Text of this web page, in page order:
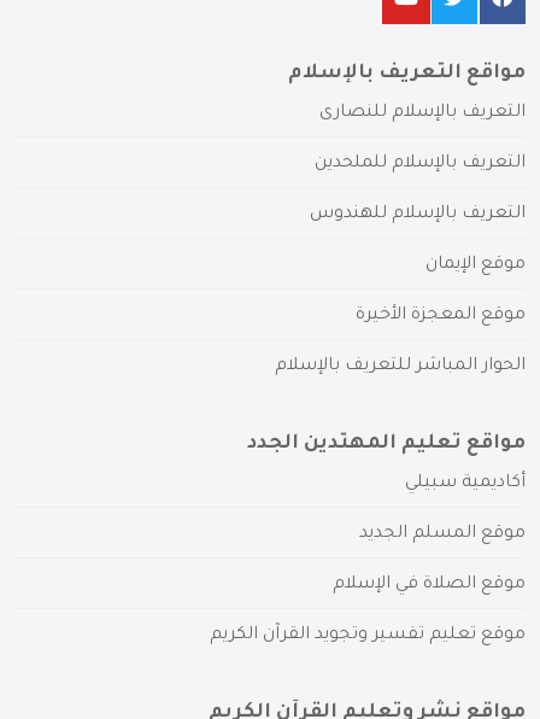
مواقع التعريف بالإسلام
التعريف بالإسلام للنصارى
التعريف بالإسلام للملحدين
التعريف بالإسلام للهندوس
موقع الإيمان
موقع المعجزة الأخيرة
الحوار المباشر للتعريف بالإسلام
مواقع تعليم المهتدين الجدد
أكاديمية سبيلي
موقع المسلم الجديد
موقع الصلاة في الإسلام
موقع تعليم تفسير وتجويد القرآن الكريم
مواقع نشر وتعليم القرآن الكريم